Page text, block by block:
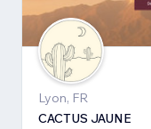
Lyon, FR
CACTUS JAUNE